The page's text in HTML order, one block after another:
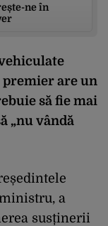
ne în
are un
să fie mai
„nu vândă
a
susținerii